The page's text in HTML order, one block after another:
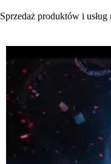
Sprzedaż produktów i usług